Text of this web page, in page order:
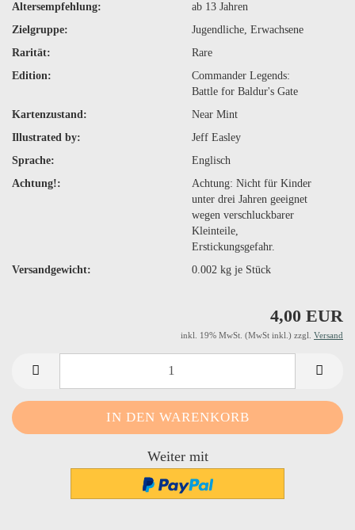
Altersempfehlung:
ab 13 Jahren
Zielgruppe:
Jugendliche, Erwachsene
Rarität:
Rare
Edition:
Commander Legends:
Battle for Baldur's Gate
Kartenzustand:
Near Mint
Illustrated by:
Jeff Easley
Sprache:
Englisch
Achtung!:
Achtung: Nicht für Kinder
unter drei Jahren geeignet
wegen verschluckbarer
Kleinteile,
Erstickungsgefahr.
Versandgewicht:
0.002kg je Stück
4,00 EUR
inkl. 19% MwSt. (MwSt inkl.) zzgl. Versand
Weiter mit